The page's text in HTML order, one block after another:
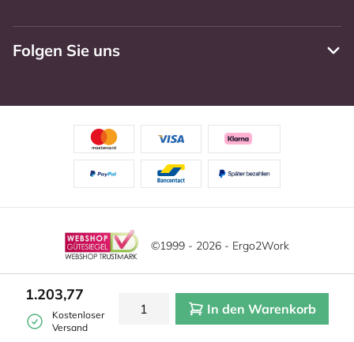
1.203,77
Kostenloser
Versand
In den Warenkorb
Folgen Sie uns
©1999 - 2026 - Ergo2Work
Haftungsausschluss
Allgemeine Geschäftsbedingungen
Cookie-Einstellungen